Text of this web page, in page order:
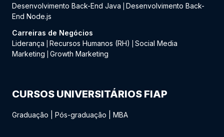
Desenvolvimento Back-End Java
Desenvolvimento Back-
End Node.js
Carreiras de Negócios
Liderança
Recursos Humanos (RH)
Social Media
Marketing
Growth Marketing
CURSOS UNIVERSITÁRIOS FIAP
Graduação Pós-graduação MBA